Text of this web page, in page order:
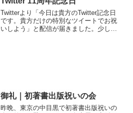
Twitterより「今日は貴方のTwitter記念日
です。貴方だけの特別なツイートでお祝
いしよう」と配信が届きました。少しで
御礼｜初著書出版祝いの会
昨晩、東京の中目黒で初著書出版祝いの